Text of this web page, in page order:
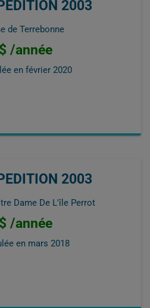
2003
de Terrebonne
/année
en février 2020
2003
Dame De L'île Perrot
/année
en mars 2018